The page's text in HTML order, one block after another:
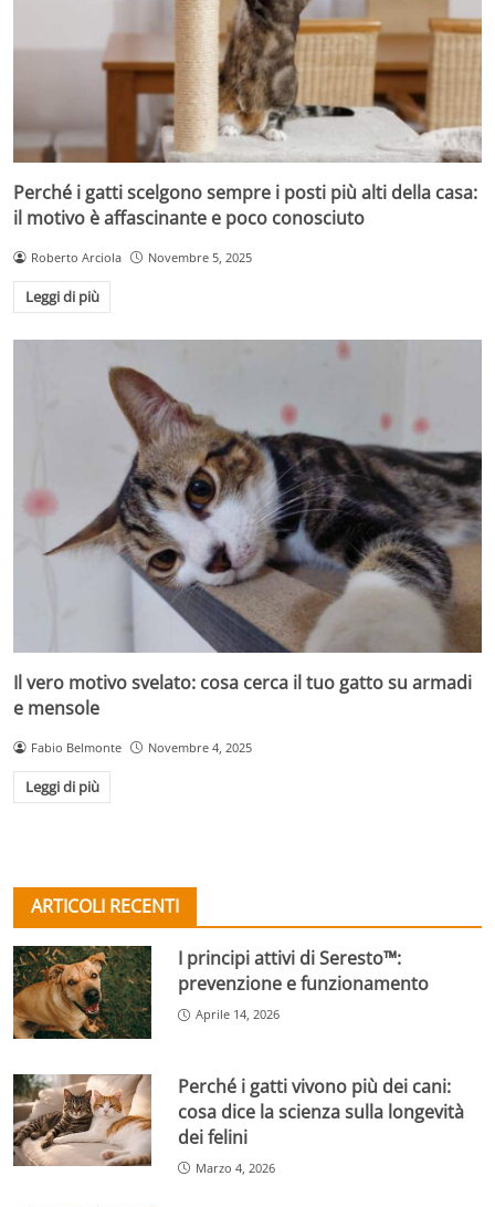
Perché i gatti scelgono sempre i posti più alti della casa:
il motivo è affascinante e poco conosciuto
Roberto Arciola Novembre 5, 2025
Leggi di più
Il vero motivo svelato: cosa cerca il tuo gatto su armadi
e mensole
Fabio Belmonte Novembre 4, 2025
Leggi di più
ARTICOLI RECENTI
I principi attivi di Seresto™:
prevenzione e funzionamento
Aprile 14, 2026
Perché i gatti vivono più dei cani:
cosa dice la scienza sulla longevità
dei felini
Marzo 4, 2026